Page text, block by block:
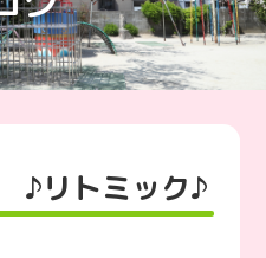
リトミック♪